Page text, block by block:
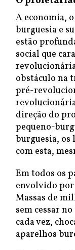
A economia,
burguesia e
estão
social que
obstáculo na
pré-
direção do
pequeno-
burguesia, os
com esta,
Em todos os
envolvido
Massas de
sem cessar
cada vez,
aparelhos